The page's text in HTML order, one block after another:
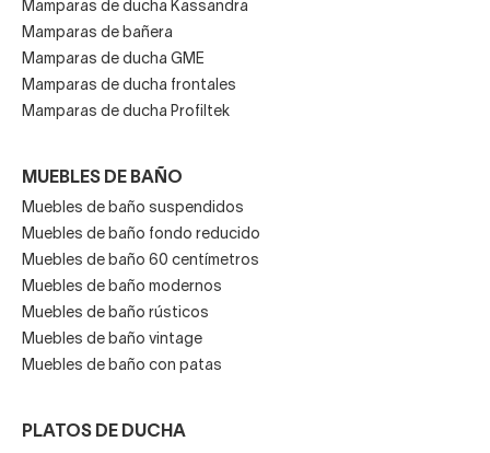
Mamparas de ducha Kassandra
Mamparas de bañera
Mamparas de ducha GME
Mamparas de ducha frontales
Mamparas de ducha Profiltek
MUEBLES DE BAÑO
Muebles de baño suspendidos
Muebles de baño fondo reducido
Muebles de baño 60 centímetros
Muebles de baño modernos
Muebles de baño rústicos
Muebles de baño vintage
Muebles de baño con patas
PLATOS DE DUCHA